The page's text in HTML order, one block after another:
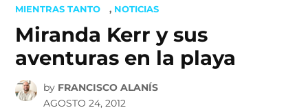
POSTED
MIENTRAS TANTO , NOTICIAS
Miranda Kerr y sus
aventuras en la playa
by FRANCISCO ALANÍS
AGOSTO 24, 2012